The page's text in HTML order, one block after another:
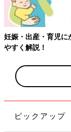
金をわかり
ピックアップ